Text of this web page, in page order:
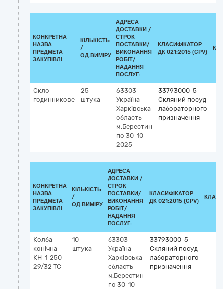
КОНКРЕТНА
НАЗВА
ПРЕДМЕТА
ЗАКУПІВЛІ
КІЛЬКІСТЬ
/
ОД.ВИМІРУ
АДРЕСА
ДОСТАВКИ /
СТРОК
ПОСТАВКИ/
ВИКОНАННЯ
РОБІТ/
НАДАННЯ
ПОСЛУГ:
КЛАСИФІКАТОР
ДК 021:2015 (CPV)
Скло
годинникове
25
штука
63303
Україна
Харківська
область
м.Берестин
по 30-10-
2025
33793000-5
Скляний посуд
лабораторного
призначення
КОНКРЕТНА
НАЗВА
ПРЕДМЕТА
ЗАКУПІВЛІ
КІЛЬКІСТЬ
/
ОД.ВИМІРУ
АДРЕСА
ДОСТАВКИ /
СТРОК
ПОСТАВКИ/
ВИКОНАННЯ
РОБІТ/
НАДАННЯ
ПОСЛУГ:
КЛАСИФІКАТОР
ДК 021:2015 (CPV)
Колба
конічна
КН-1-250-
29/32 ТС
10
штука
63303
Україна
Харківська
область
м.Берестин
по 30-10-
33793000-5
Скляний посуд
лабораторного
призначення